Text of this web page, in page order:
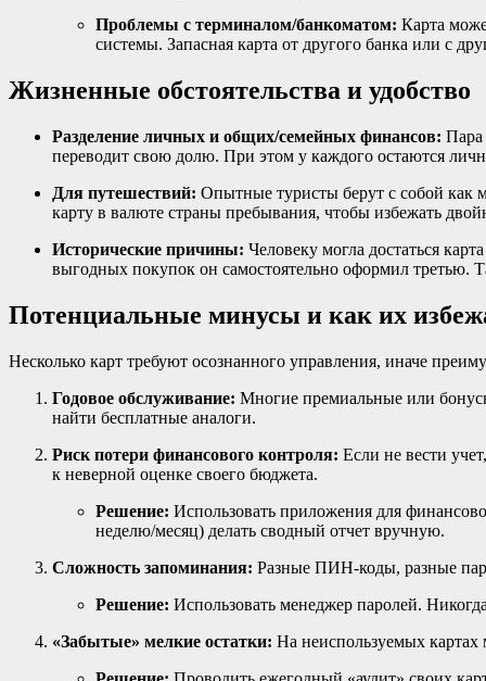
Проблемы с терминалом/банкоматом: Карта
системы. Запасная карта от другого банка или с
Жизненные обстоятельства и удобство
Разделение личных и общих/семейных финансов: Пара
переводит свою долю. При этом у каждого остаются
Для путешествий: Опытные туристы берут с собой как
карту в валюте страны пребывания, чтобы избежать
Исторические причины: Человеку могла достаться
выгодных покупок он самостоятельно оформил третью.
Потенциальные минусы и как их
Несколько карт требуют осознанного управления, иначе
Годовое обслуживание: Многие премиальные или
найти бесплатные аналоги.
Риск потери финансового контроля: Если не вести
к неверной оценке своего бюджета.
Решение: Использовать приложения для
неделю/месяц) делать сводный отчет вручную.
Сложность запоминания: Разные ПИН-коды, разные
Решение: Использовать менеджер паролей.
«Забытые» мелкие остатки: На неиспользуемых картах